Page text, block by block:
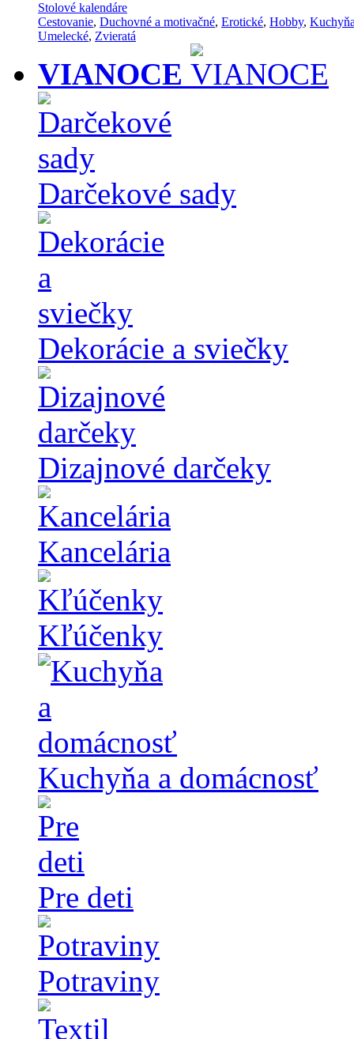
Stolové kalendáre
Cestovanie, Duchovné a motivačné, Erotické, Hobby,
Umelecké, Zvieratá
VIANOCE
Darčekové sady
Dekorácie a sviečky
Dizajnové darčeky
Kancelária
Kľúčenky
Kuchyňa a domácnosť
Pre deti
Potraviny